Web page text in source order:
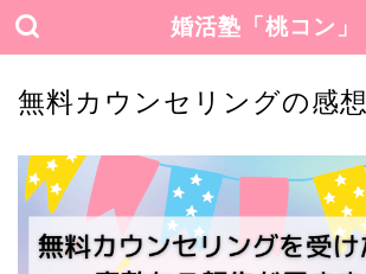
婚活塾「桃コン」
無料カウンセリングの感想